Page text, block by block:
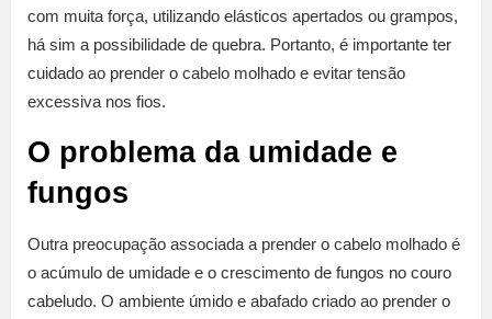
com muita força, utilizando elásticos apertados ou grampos,
há sim a possibilidade de quebra. Portanto, é importante ter
cuidado ao prender o cabelo molhado e evitar tensão
excessiva nos fios.
O problema da umidade e
fungos
Outra preocupação associada a prender o cabelo molhado é
o acúmulo de umidade e o crescimento de fungos no couro
cabeludo. O ambiente úmido e abafado criado ao prender o